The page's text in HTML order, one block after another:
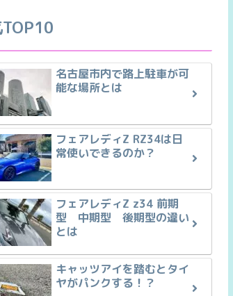
名古屋市内で路上駐車が可
能な場所とは
フェアレディZ RZ34は日
常使いできるのか？
フェアレディZ z34 前期
型 中期型 後期型の違い
とは
キャッツアイを踏むとタイ
ヤがパンクする！？